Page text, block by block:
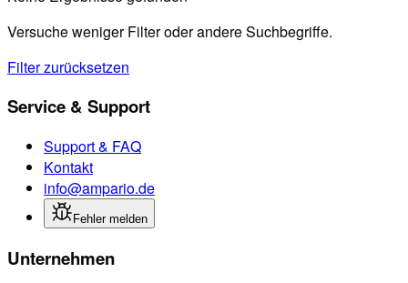
Versuche weniger Filter oder andere Suchbegriffe.
Filter zurücksetzen
Service & Support
Support & FAQ
Kontakt
info@ampario.de
Fehler melden
Unternehmen